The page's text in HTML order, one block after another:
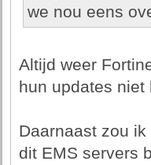
we nou eens
Altijd weer
hun updates niet
Daarnaast zou
dit EMS servers